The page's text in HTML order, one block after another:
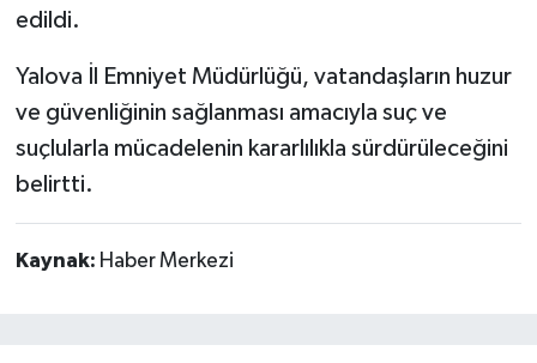
edildi.
Yalova İl Emniyet Müdürlüğü, vatandaşların huzur
ve güvenliğinin sağlanması amacıyla suç ve
suçlularla mücadelenin kararlılıkla sürdürüleceğini
belirtti.
Kaynak: Haber Merkezi